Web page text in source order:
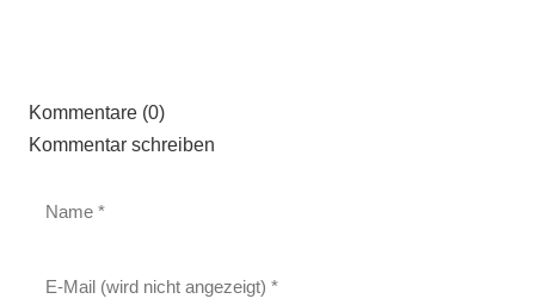
Kommentare (0)
Kommentar schreiben